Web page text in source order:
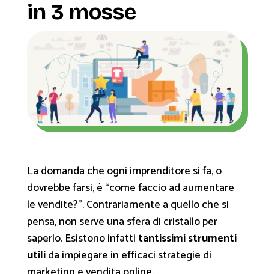
in 3 mosse
La domanda che ogni imprenditore si fa, o
dovrebbe farsi, è “come faccio ad aumentare
le vendite?”. Contrariamente a quello che si
pensa, non serve una sfera di cristallo per
saperlo. Esistono infatti tantissimi strumenti
utilida impiegare in efficaci strategie di